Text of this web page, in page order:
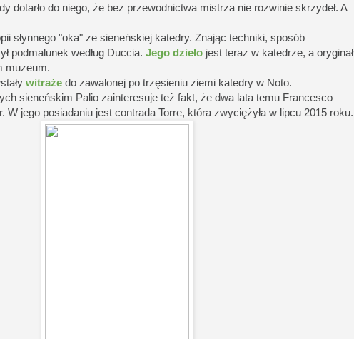
dotarło do niego, że bez przewodnictwa mistrza nie rozwinie skrzydeł. A
słynnego "oka" ze sieneńskiej katedry. Znając techniki, sposób
podmalunek według Duccia. Jego dzieło jest teraz w katedrze, a oryginał
muzeum.
witraże do zawalonej po trzęsieniu ziemi katedry w Noto.
sieneńskim Palio zainteresuje też fakt, że dwa lata temu Francesco
W jego posiadaniu jest contrada Torre, która zwyciężyła w lipcu 2015 roku.